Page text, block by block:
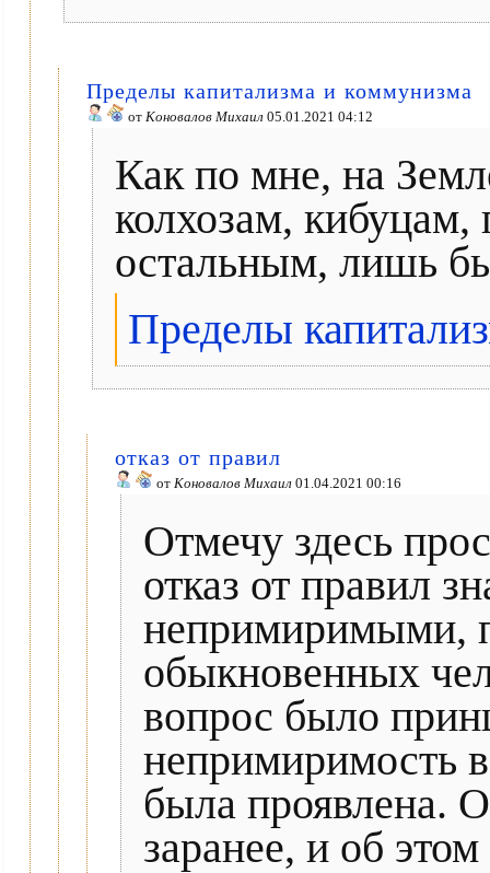
Пределы капитализма и коммунизма
от Коновалов Михаил 05.01.2021 04:12
Как по мне, на
колхозам,
остальным, лишь
Пределы
отказ от правил
от Коновалов Михаил 01.04.2021 00:16
Отмечу здесь
отказ от правил
непримиримыми,
обыкновенных
вопрос было
непримиримость
была проявлена.
заранее, и об